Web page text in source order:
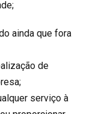
ainda que fora
de
serviço à